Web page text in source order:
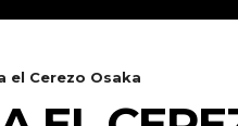
el Cerezo Osaka